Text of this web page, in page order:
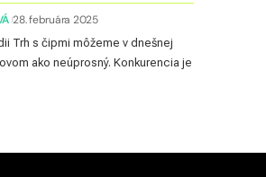
28. februára 2025
Trh s čipmi môžeme v dnešnej
ako neúprosný. Konkurencia je